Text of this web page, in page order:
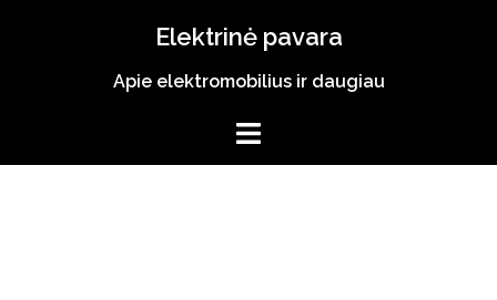
Elektrinė pavara
Apie elektromobilius ir daugiau